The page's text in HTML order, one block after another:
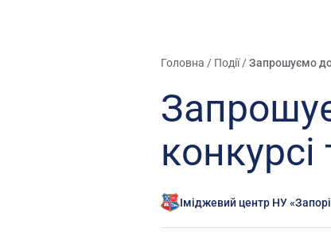
Головна / Події/Запрошуємо до
Іміджевий центр НУ